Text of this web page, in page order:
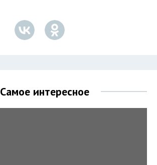
Самое интересное